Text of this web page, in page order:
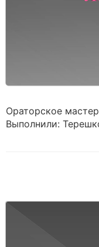
Ораторское
Выполнили: